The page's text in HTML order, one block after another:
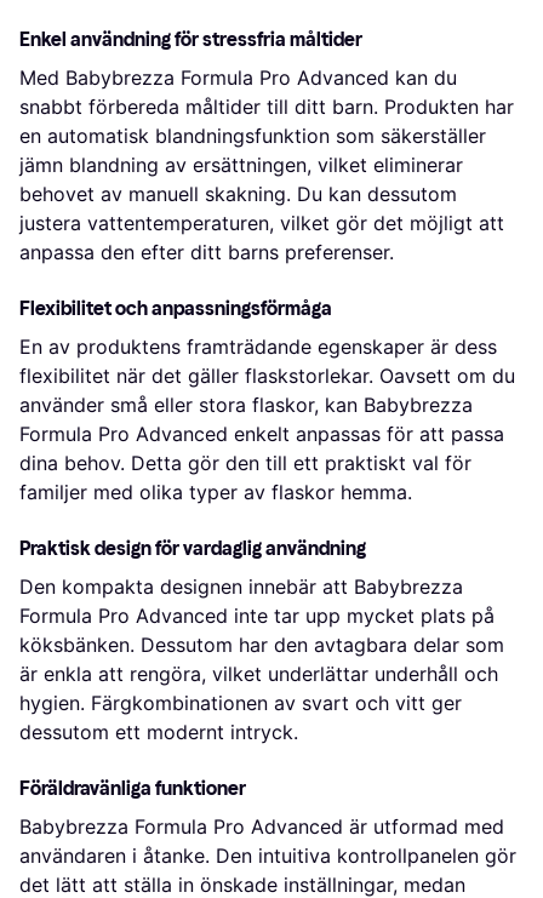
Enkel användning för stressfria måltider
Med Babybrezza Formula Pro Advanced kan du
snabbt förbereda måltider till ditt barn. Produkten har
en automatisk blandningsfunktion som säkerställer
jämn blandning av ersättningen, vilket eliminerar
behovet av manuell skakning. Du kan dessutom
justera vattentemperaturen, vilket gör det möjligt att
anpassa den efter ditt barns preferenser.
Flexibilitet och anpassningsförmåga
En av produktens framträdande egenskaper är dess
flexibilitet när det gäller flaskstorlekar. Oavsett om du
använder små eller stora flaskor, kan Babybrezza
Formula Pro Advanced enkelt anpassas för att passa
dina behov. Detta gör den till ett praktiskt val för
familjer med olika typer av flaskor hemma.
Praktisk design för vardaglig användning
Den kompakta designen innebär att Babybrezza
Formula Pro Advanced inte tar upp mycket plats på
köksbänken. Dessutom har den avtagbara delar som
är enkla att rengöra, vilket underlättar underhåll och
hygien. Färgkombinationen av svart och vitt ger
dessutom ett modernt intryck.
Föräldravänliga funktioner
Babybrezza Formula Pro Advanced är utformad med
användaren i åtanke. Den intuitiva kontrollpanelen gör
det lätt att ställa in önskade inställningar, medan